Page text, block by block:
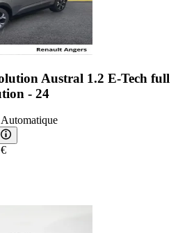
Austral 1.2 E-Tech full
- 24
Automatique